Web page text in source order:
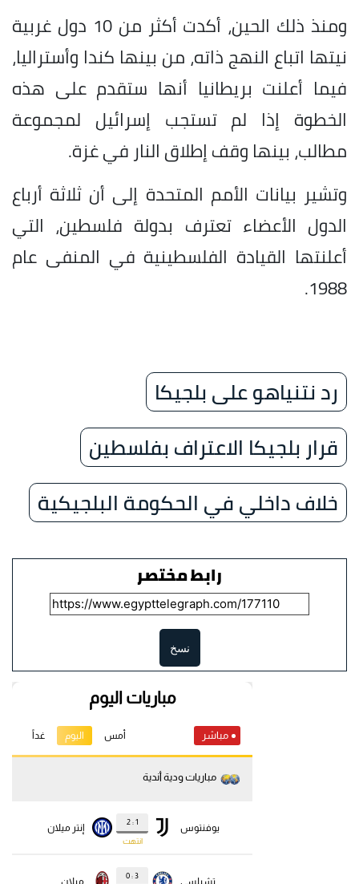
ومنذ ذلك الحين، أكدت أكثر من 10 دول غربية
نيتها اتباع النهج ذاته، من بينها كندا وأستراليا،
فيما أعلنت بريطانيا أنها ستقدم على هذه
الخطوة إذا لم تستجب إسرائيل لمجموعة
مطالب، بينها وقف إطلاق النار في غزة.
وتشير بيانات الأمم المتحدة إلى أن ثلاثة أرباع
الدول الأعضاء تعترف بدولة فلسطين، التي
أعلنتها القيادة الفلسطينية في المنفى عام
1988.
رد نتنياهو على بلجيكا
قرار بلجيكا الاعتراف بفلسطين
خلاف داخلي في الحكومة البلجيكية
رابط مختصر
نسخ